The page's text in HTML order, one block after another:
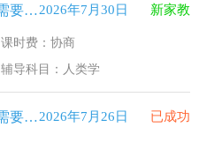
秦淮区长白街致和新大一女生需要补习人类学2026年7月30日 新家教
课时费：协商
辅导科目：人类学
鼓楼区新模范马路三年级男生需要补习英语2026年7月26日 已成功